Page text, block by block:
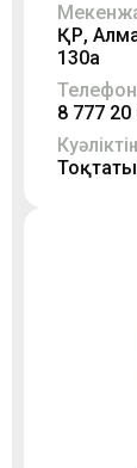
ҚР,
130а
Телефон
8 777 20